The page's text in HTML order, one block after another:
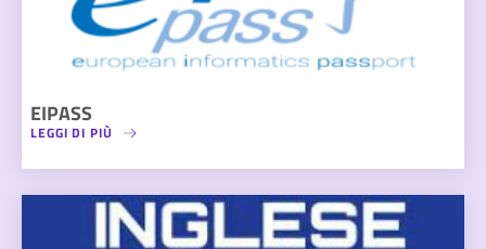
EIPASS
LEGGI DI PIÙ